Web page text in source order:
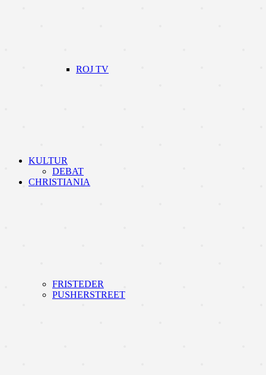
ROJ TV
KULTUR
DEBAT
CHRISTIANIA
FRISTEDER
PUSHERSTREET